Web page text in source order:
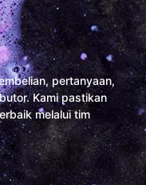
pertanyaan,
Kami pastikan
melalui tim